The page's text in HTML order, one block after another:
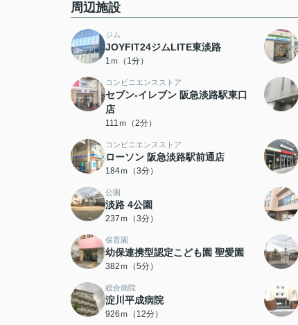
周辺施設
ジム
JOYFIT24ジムLITE東淡路
1ｍ（1分）
コンビニエンスストア
セブン-イレブン 阪急淡路駅東口
店
111ｍ（2分）
コンビニエンスストア
ローソン 阪急淡路駅前通店
184ｍ（3分）
公園
淡路 4公園
237ｍ（3分）
保育園
幼保連携型認定こども園 聖愛園
382ｍ（5分）
総合病院
淀川平成病院
926ｍ（12分）